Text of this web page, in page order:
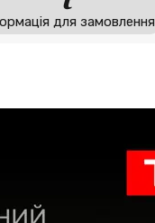
для замовлення